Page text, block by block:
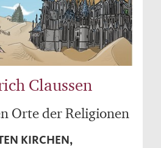
Claussen
Orte der Religionen
KIRCHEN,